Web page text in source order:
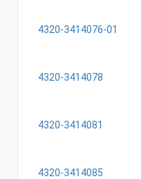
4320-3414076-01
4320-3414078
4320-3414081
4320-3414085